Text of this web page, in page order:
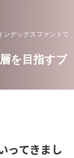
ンデックスファンドで
を目指すブ
ってきまし